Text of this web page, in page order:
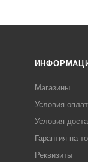
Магазины
Условия
Условия
Гарантия на
Реквизиты